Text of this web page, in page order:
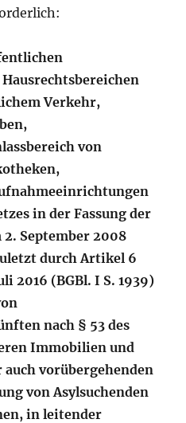
Verkehr,
von
in der Fassung der
September 2008
durch Artikel 6
2016 (BGBl. I S. 1939)
nach § 53 des
Immobilien und
vorübergehenden
von Asylsuchenden
in leitender